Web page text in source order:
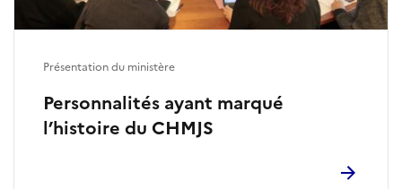
Personnalités ayant marqué
l’histoire du CHMJS
Présentation du ministère